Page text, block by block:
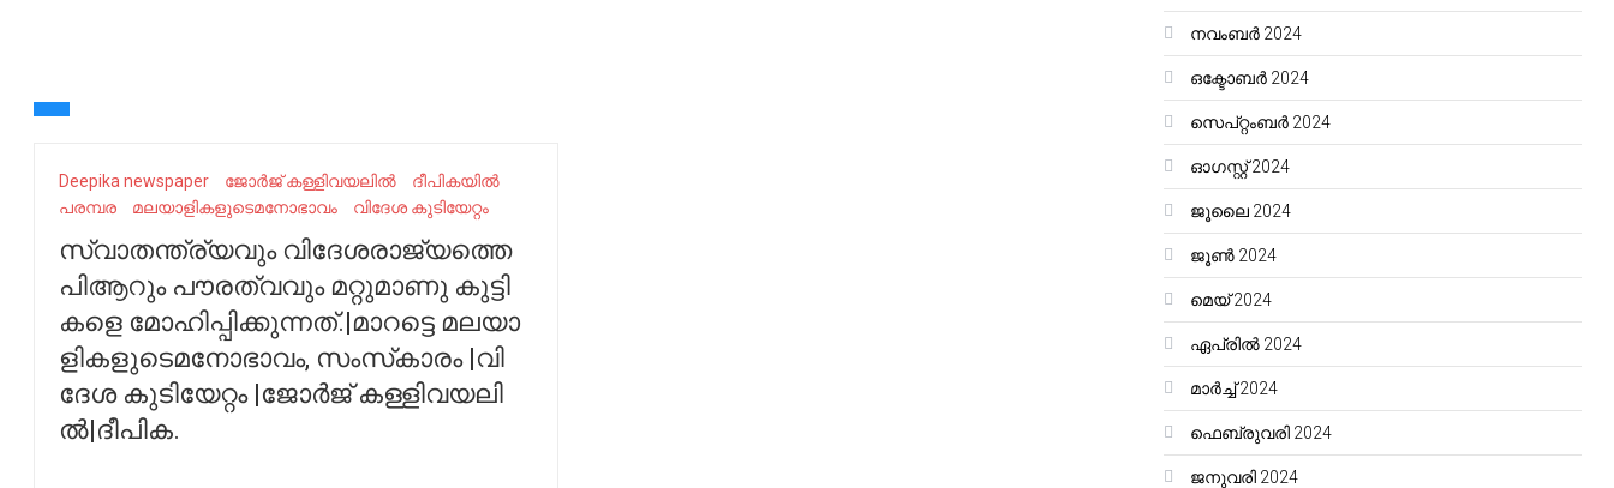
Deepika newspaper ജോ​​​ർ​​​ജ് ക​​​ള്ളി​​​വ​​​യ​​​ലി​​​ൽ
ദീപികയിൽ
പരമ്പര
മ​​​ല​​​യാ​​​ളി​​​ക​​​ളു​​​ടെമ​നോ​ഭാ​വം വി​​​ദേ​​​ശ കു​​​ടി​​​യേ​​​റ്റം
സ്വാ​​​ത​​​ന്ത്ര്യ​​​വും വി​​​ദേ​​​ശ​​​രാ​​​ജ്യ​​​ത്തെ
പി​​​ആ​​​റും പൗ​​​ര​​​ത്വവും മ​​​റ്റു​​​മാ​​​ണു കു​​​ട്ടി​​​
ക​​​ളെ മോ​​​ഹി​​​പ്പി​​​ക്കു​​​ന്ന​​​ത്.|മാ​റ​ട്ടെ മ​​​ല​​​യാ​​​
ളി​​​ക​​​ളു​​​ടെമ​നോ​ഭാ​വം, സം​സ്‌​കാ​രം |വി​​​
ദേ​​​ശ കു​​​ടി​​​യേ​​​റ്റം |ജോ​​​ർ​​​ജ് ക​​​ള്ളി​​​വ​​​യ​​​ലി​​​
ൽ|ദീപിക.
നവംബർ 2024
ഒക്ടോബർ 2024
സെപ്റ്റംബർ 2024
ഓഗസ്റ്റ്‌ 2024
ജൂലൈ 2024
ജൂൺ 2024
മെയ്‌ 2024
ഏപ്രിൽ 2024
മാർച്ച്‌ 2024
ഫെബ്രുവരി 2024
ജനുവരി 2024